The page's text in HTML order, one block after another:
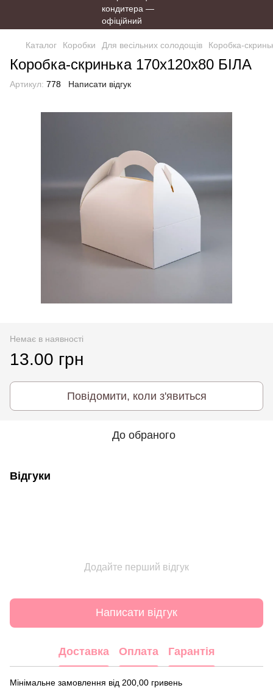
Каталог Коробки Для весільних солодощів Коробка-
Коробка-скринька 170х120х80 БІЛА
Артикул: 778 Написати відгук
Немає в наявності
13.00 грн
Повідомити, коли з'явиться
До обраного
Відгуки
Додайте перший відгук
Написати відгук
Доставка Оплата Гарантія
Мінімальне замовлення від 200,00 гривень